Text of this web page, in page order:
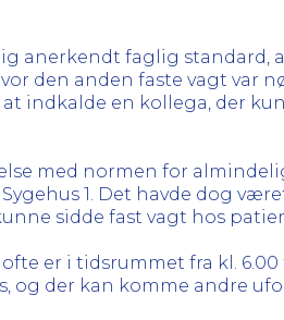
anerkendt faglig standard,
den anden faste vagt var
indkalde en kollega, der
med normen for
1. Det havde dog
sidde fast vagt hos
er i tidsrummet fra kl. 6.00
og der kan komme andre